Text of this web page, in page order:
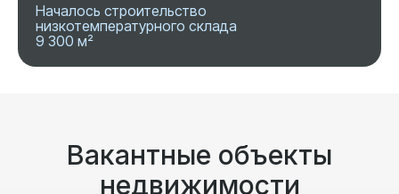
Началось строительство
низкотемпературного склада
9 300 м²
Вакантные объекты
недвижимости